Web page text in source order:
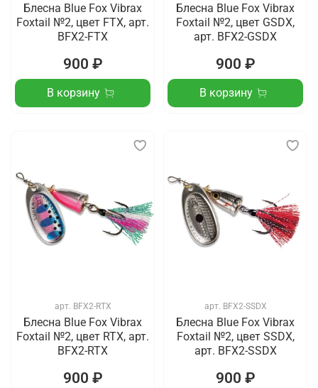
Блесна Blue Fox Vibrax
Foxtail №2, цвет FTX, арт.
BFX2-FTX
900 ₽
В корзину
Блесна Blue Fox Vibrax
Foxtail №2, цвет GSDX,
арт. BFX2-GSDX
900 ₽
В корзину
арт. BFX2-RTX
Блесна Blue Fox Vibrax
Foxtail №2, цвет RTX, арт.
BFX2-RTX
900 ₽
арт. BFX2-SSDX
Блесна Blue Fox Vibrax
Foxtail №2, цвет SSDX,
арт. BFX2-SSDX
900 ₽